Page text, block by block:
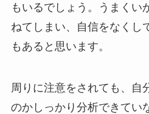
もいるでしょう。うまくい
ねてしまい、自信をなくし
もあると思います。
周りに注意をされても、自
のかしっかり分析できてい